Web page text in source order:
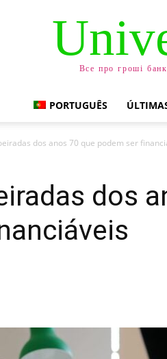
Все про гроші
PORTUGUÊS
dos anos 70 que podem ser
dos